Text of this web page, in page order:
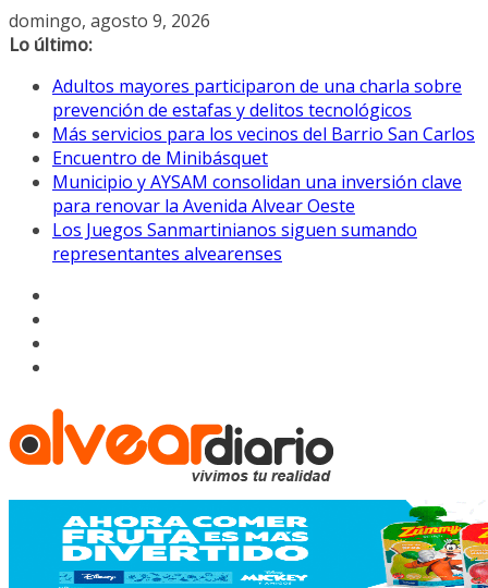
Saltar
al
domingo, agosto 9, 2026
Lo último:
Adultos mayores participaron de una charla sobre
prevención de estafas y delitos tecnológicos
Más servicios para los vecinos del Barrio San Carlos
Encuentro de Minibásquet
Municipio y AYSAM consolidan una inversión clave
para renovar la Avenida Alvear Oeste
Los Juegos Sanmartinianos siguen sumando
representantes alvearenses